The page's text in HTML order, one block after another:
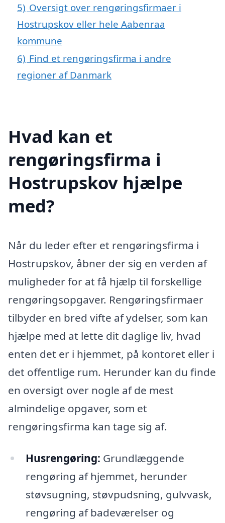
5) Oversigt over rengøringsfirmaer i
Hostrupskov eller hele Aabenraa
kommune
6) Find et rengøringsfirma i andre
regioner af Danmark
Hvad kan et
rengøringsfirma i
Hostrupskov hjælpe
med?
Når du leder efter et rengøringsfirma i
Hostrupskov, åbner der sig en verden af
muligheder for at få hjælp til forskellige
rengøringsopgaver. Rengøringsfirmaer
tilbyder en bred vifte af ydelser, som kan
hjælpe med at lette dit daglige liv, hvad
enten det er i hjemmet, på kontoret eller i
det offentlige rum. Herunder kan du finde
en oversigt over nogle af de mest
almindelige opgaver, som et
rengøringsfirma kan tage sig af.
Husrengøring: Grundlæggende
rengøring af hjemmet, herunder
støvsugning, støvpudsning, gulvvask,
rengøring af badeværelser og